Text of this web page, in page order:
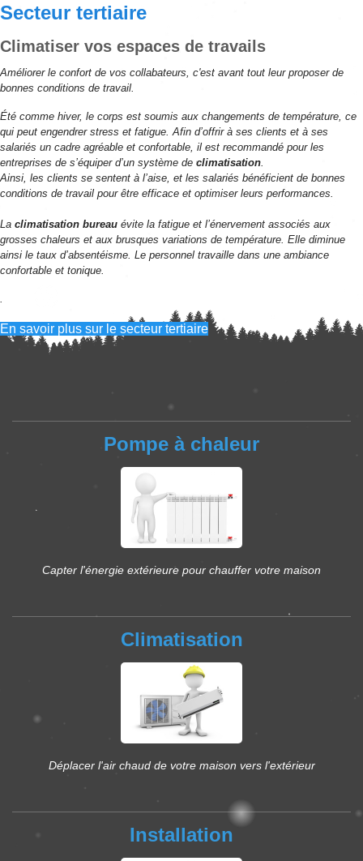
Secteur tertiaire
Climatiser vos espaces de travails
Améliorer le confort de vos collabateurs, c'est avant tout leur proposer de
bonnes conditions de travail.
Été comme hiver, le corps est soumis aux changements de température, ce
qui peut engendrer stress et fatigue. Afin d’offrir à ses clients et à ses
salariés un cadre agréable et confortable, il est recommandé pour les
entreprises de s’équiper d’un système de climatisation
Ainsi, les clients se sentent à l’aise, et les salariés bénéficient de bonnes
conditions de travail pour être efficace et optimiser leurs performances.
La climatisation bureau évite la fatigue et l’énervement associés aux
grosses chaleurs et aux brusques variations de température. Elle diminue
ainsi le taux d’absentéisme. Le personnel travaille dans une ambiance
confortable et tonique.
En savoir plus sur le secteur tertiaire
Pompe à chaleur
Capter l'énergie extérieure pour chauffer votre maison
Climatisation
Déplacer l'air chaud de votre maison vers l'extérieur
Installation